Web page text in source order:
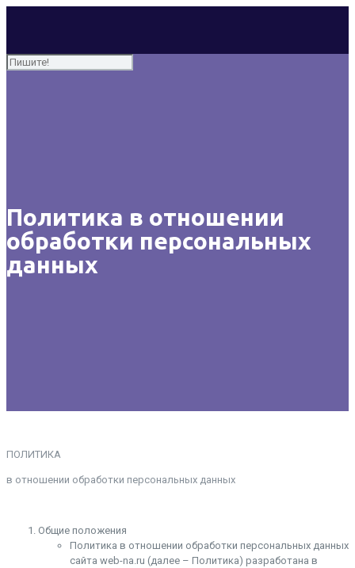
Политика в отношении
обработки персональных
данных
ПОЛИТИКА
в отношении обработки персональных данных
Общие положения
Политика в отношении обработки персональных данных
сайта web-na.ru (далее – Политика) разработана в